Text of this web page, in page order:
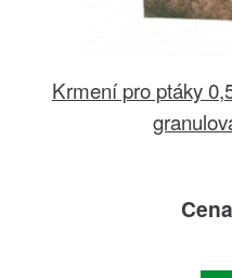
Krmení pro ptáky